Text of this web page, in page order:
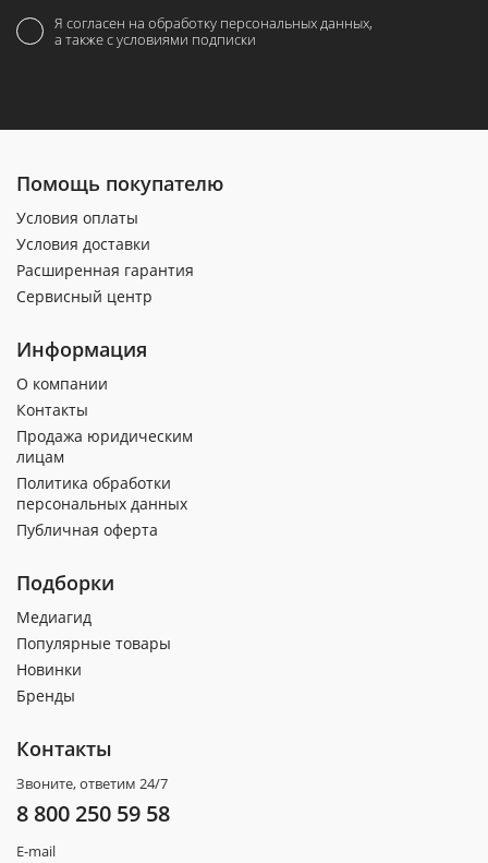
Я согласен на обработку персональных данных,
а также с условиями подписки
Помощь покупателю
Условия оплаты
Условия доставки
Расширенная гарантия
Сервисный центр
Информация
О компании
Контакты
Продажа юридическим
лицам
Политика обработки
персональных данных
Публичная оферта
Подборки
Медиагид
Популярные товары
Новинки
Бренды
Контакты
Звоните, ответим 24/7
8 800 250 59 58
E-mail